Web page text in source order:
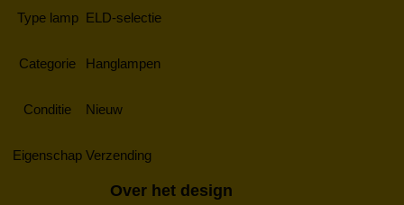
Type lamp ELD-selectie
Categorie Hanglampen
Conditie Nieuw
Eigenschap Verzending
Over het design